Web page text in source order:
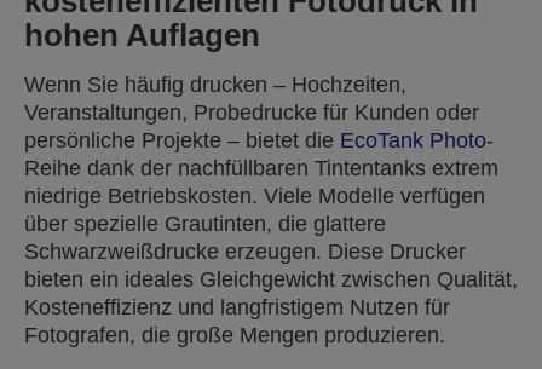
hohen Auflagen
Wenn Sie häufig drucken – Hochzeiten,
Veranstaltungen, Probedrucke für Kunden oder
persönliche Projekte – bietet die EcoTank Photo-
Reihe dank der nachfüllbaren Tintentanks extrem
niedrige Betriebskosten. Viele Modelle verfügen
über spezielle Grautinten, die glattere
Schwarzweißdrucke erzeugen. Diese Drucker
bieten ein ideales Gleichgewicht zwischen Qualität,
Kosteneffizienz und langfristigem Nutzen für
Fotografen, die große Mengen produzieren.